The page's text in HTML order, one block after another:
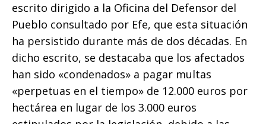
escrito dirigido a la Oficina del Defensor del
Pueblo consultado por Efe, que esta situación
ha persistido durante más de dos décadas. En
dicho escrito, se destacaba que los afectados
han sido «condenados» a pagar multas
«perpetuas en el tiempo» de 12.000 euros por
hectárea en lugar de los 3.000 euros